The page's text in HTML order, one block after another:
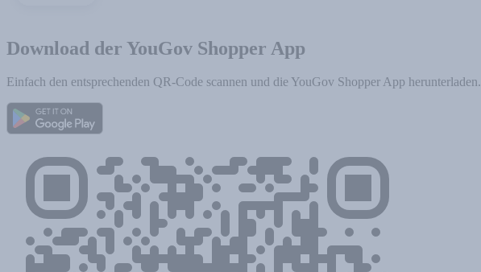
Download der YouGov Shopper App
Einfach den entsprechenden QR-Code scannen und die YouGov Shopper App herunterladen.